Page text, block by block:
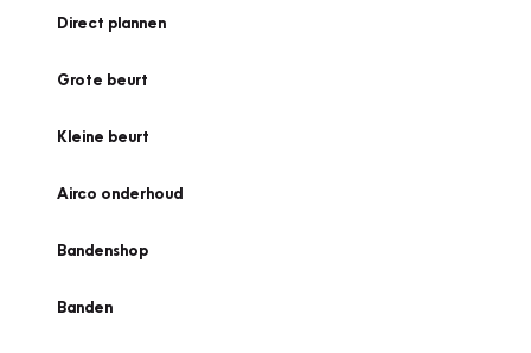
Direct plannen
Grote beurt
Kleine beurt
Airco onderhoud
Bandenshop
Banden